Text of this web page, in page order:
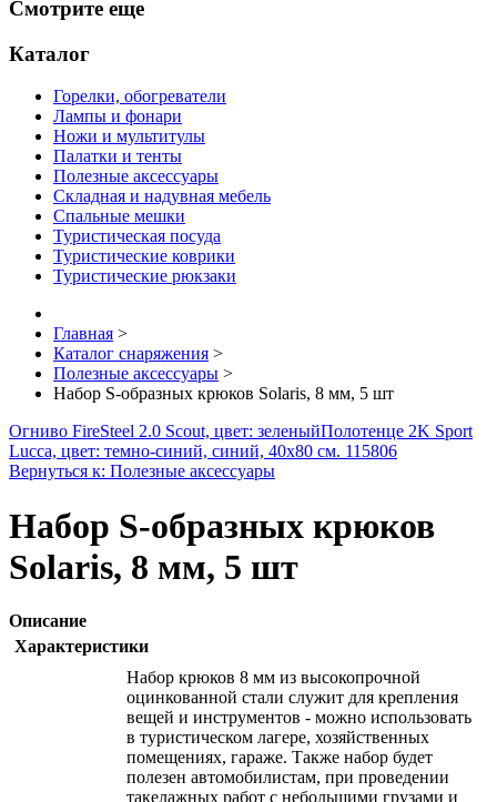
Смотрите еще
Каталог
Горелки, обогреватели
Лампы и фонари
Ножи и мультитулы
Палатки и тенты
Полезные аксессуары
Складная и надувная мебель
Спальные мешки
Туристическая посуда
Туристические коврики
Туристические рюкзаки
Главная >
Каталог снаряжения >
Полезные аксессуары >
Набор S-образных крюков Solaris, 8 мм, 5 шт
Огниво FireSteel 2.0 Scout, цвет: зеленыйПолотенце 2K Sport
Lucca, цвет: темно-синий, синий, 40х80 см. 115806
Вернуться к: Полезные аксессуары
Набор S-образных крюков
Solaris, 8 мм, 5 шт
Описание
Характеристики
Набор крюков 8 мм из высокопрочной
оцинкованной стали служит для крепления
вещей и инструментов - можно использовать
в туристическом лагере, хозяйственных
помещениях, гараже. Также набор будет
полезен автомобилистам, при проведении
такелажных работ с небольшими грузами и